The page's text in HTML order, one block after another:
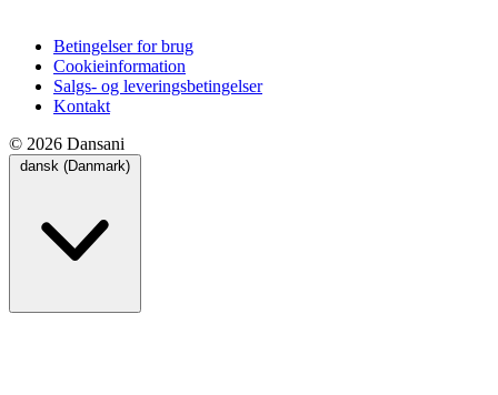
Betingelser for brug
Cookieinformation
Salgs- og leveringsbetingelser
Kontakt
© 2026 Dansani
dansk (Danmark)